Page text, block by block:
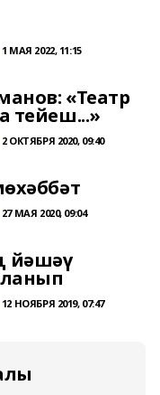
1 МАЯ 2022, 11:15
«Театр
тейеш...»
2 ОКТЯБРЯ 2020, 09:40
27 МАЯ 2020, 09:04
йәшәү
12 НОЯБРЯ 2019, 07:47